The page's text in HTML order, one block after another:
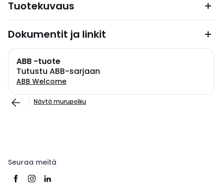
Tuotekuvaus
Dokumentit ja linkit
ABB -tuote
Tutustu ABB-sarjaan
ABB Welcome
Näytä murupolku
Seuraa meitä